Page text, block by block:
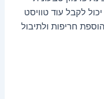
לקבל עוד טוויסט
חריפות ולתיבול